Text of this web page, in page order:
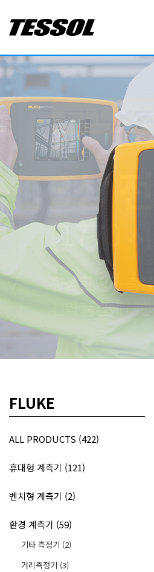
테
솔
T
E
S
O
L
전
기
전
자
계
데
로
무
신
기
전
FTR-210R
ALL BRANDS
ADDITEL
AirSuite
AMPROBE
Baluntech
DENT INSTRUMENTS
DICKSON
ELECTRO-PJP
ZAXIS
MEASUREMENT
CALIBRATION
IoT PRODUCT
ROBOTICS & ROV
녹색기술 어플리케이션 및 IoT 솔루션
FLUKE
ALL PRODUCTS (422)
휴대형 계측기 (121)
벤치형 계측기 (2)
환경 계측기 (59)
기타 측정기 (2)
거리측정기 (3)